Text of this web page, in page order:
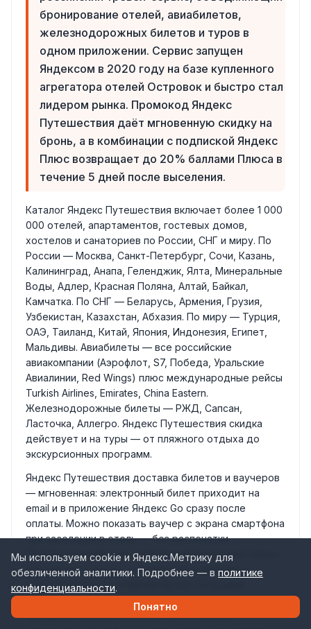
бронирование отелей, авиабилетов,
железнодорожных билетов и туров в
одном приложении. Сервис запущен
Яндексом в 2020 году на базе купленного
агрегатора отелей Островок и быстро стал
лидером рынка. Промокод Яндекс
Путешествия даёт мгновенную скидку на
бронь, а в комбинации с подпиской Яндекс
Плюс возвращает до 20% баллами Плюса в
течение 5 дней после выселения.
Каталог Яндекс Путешествия включает более 1 000
000 отелей, апартаментов, гостевых домов,
хостелов и санаториев по России, СНГ и миру. По
России — Москва, Санкт-Петербург, Сочи, Казань,
Калининград, Анапа, Геленджик, Ялта, Минеральные
Воды, Адлер, Красная Поляна, Алтай, Байкал,
Камчатка. По СНГ — Беларусь, Армения, Грузия,
Узбекистан, Казахстан, Абхазия. По миру — Турция,
ОАЭ, Таиланд, Китай, Япония, Индонезия, Египет,
Мальдивы. Авиабилеты — все российские
авиакомпании (Аэрофлот, S7, Победа, Уральские
Авиалинии, Red Wings) плюс международные рейсы
Turkish Airlines, Emirates, China Eastern.
Железнодорожные билеты — РЖД, Сапсан,
Ласточка, Аллегро. Яндекс Путешествия скидка
действует и на туры — от пляжного отдыха до
экскурсионных программ.
Яндекс Путешествия доставка билетов и ваучеров
— мгновенная: электронный билет приходит на
email и в приложение Яндекс Go сразу после
оплаты. Можно показать ваучер с экрана смартфона
при заселении в отель — без распечатки.
Поддержка работает 24/7 на русском языке через
чат, звонок и почту — операторы помогают с
заменой билетов, отменой брони, спорными
ситуациями. Бесплатная отмена бронирования
Мы используем cookie и Яндекс.Метрику для
обезличенной аналитики. Подробнее — в политике
конфиденциальности.
Понятно